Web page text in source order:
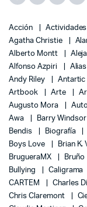
Acción Actividades
Agatha Christie
Alberto Montt
Alfonso Azpiri
Alias
Andy Riley
Antartic
Artbook
Arte
Augusto Mora
Awa
Barry
Bendis
Biografía
Boys Love
Brian K.
BrugueraMX
Bruño
Bullying
Caligrama
CARTEM
Charles
Chris Claremont